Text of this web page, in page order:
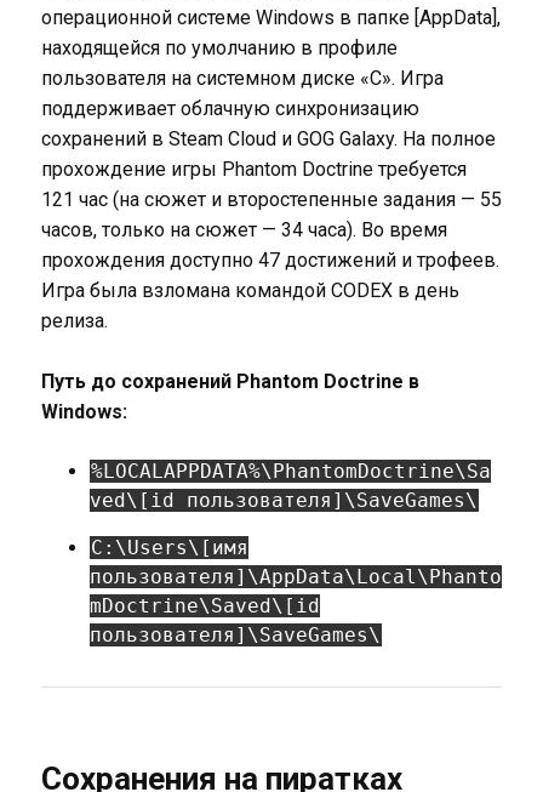
операционной системе Windows в папке [AppData],
находящейся по умолчанию в профиле
пользователя на системном диске «C». Игра
поддерживает облачную синхронизацию
сохранений в Steam Cloud и GOG Galaxy. На полное
прохождение игры Phantom Doctrine требуется
121 час (на сюжет и второстепенные задания — 55
часов, только на сюжет — 34 часа). Во время
прохождения доступно 47 достижений и трофеев.
Игра была взломана командой CODEX в день
релиза.
Путь до сохранений Phantom Doctrine в
Windows:
%LOCALAPPDATA%\PhantomDoctrine\Sa
ved\[id пользователя]\SaveGames\
C:\Users\[имя
пользователя]\AppData\Local\Phanto
mDoctrine\Saved\[id
пользователя]\SaveGames\
Сохранения на пиратках